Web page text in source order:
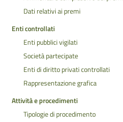
Dati relativi ai premi
Enti controllati
Enti pubblici vigilati
Società partecipate
Enti di diritto privati controllati
Rappresentazione grafica
Attività e procedimenti
Tipologie di procedimento